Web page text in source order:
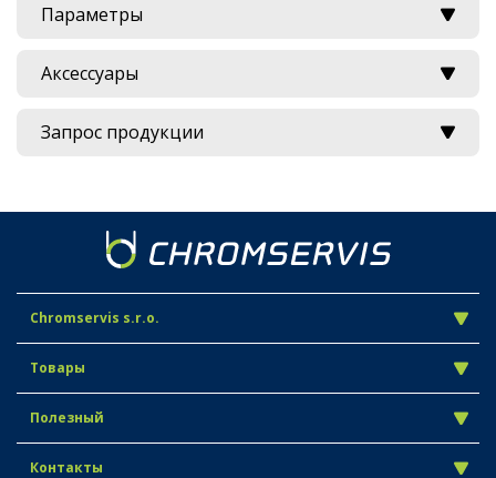
Параметры
Аксессуары
Запрос продукции
Chromservis s.r.o.
Товары
Полезный
Контакты